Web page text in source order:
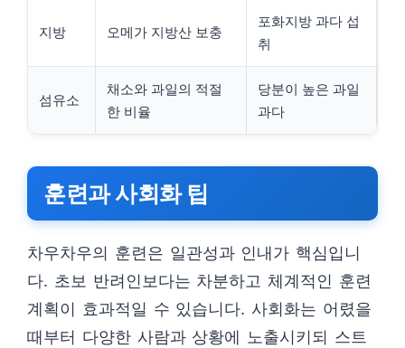
지방 오메가 지방산 보충
포화지방 과다 섭
취
섬유소
채소와 과일의 적절
한 비율
당분이 높은 과일
과다
훈련과 사회화 팁
차우차우의 훈련은 일관성과 인내가 핵심입니
다. 초보 반려인보다는 차분하고 체계적인 훈련
계획이 효과적일 수 있습니다. 사회화는 어렸을
때부터 다양한 사람과 상황에 노출시키되 스트